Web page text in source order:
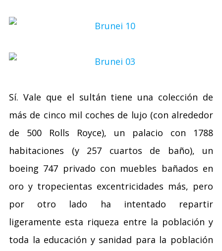
Sí. Vale que el sultán tiene una colección de
más de cinco mil coches de lujo (con alrededor
de 500 Rolls Royce), un palacio con 1788
habitaciones (y 257 cuartos de baño), un
boeing 747 privado con muebles bañados en
oro y tropecientas excentricidades más, pero
por otro lado ha intentado repartir
ligeramente esta riqueza entre la población y
toda la educación y sanidad para la población